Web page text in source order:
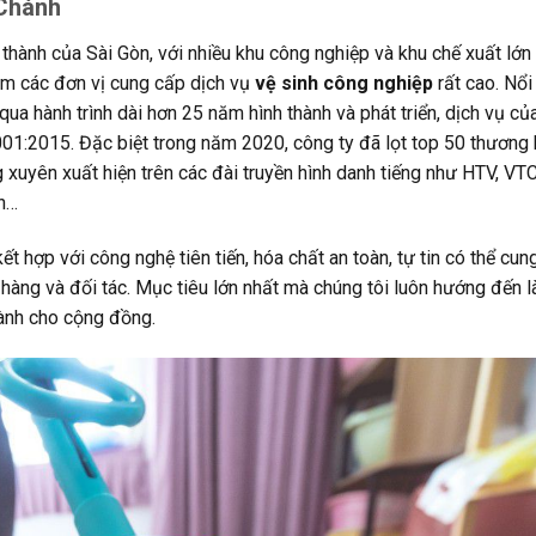
của Sài Gòn, với nhiều khu công nghiệp và khu chế xuất
các đơn vị cung cấp dịch vụ vệ sinh công nghiệp rất cao.
hành trình dài hơn 25 năm hình thành và phát triển, dịch vụ
Đặc biệt trong năm 2020, công ty đã lọt top 50 thương
xuất hiện trên các đài truyền hình danh tiếng như HTV,
hợp với công nghệ tiên tiến, hóa chất an toàn, tự tin có thể
và đối tác. Mục tiêu lớn nhất mà chúng tôi luôn hướng đến
cho cộng đồng.